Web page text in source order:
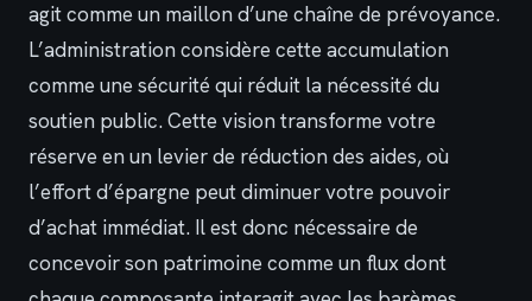
agit comme un maillon d’une chaîne de prévoyance.
L’administration considère cette accumulation
comme une sécurité qui réduit la nécessité du
soutien public. Cette vision transforme votre
réserve en un levier de réduction des aides, où
l’effort d’épargne peut diminuer votre pouvoir
d’achat immédiat. Il est donc nécessaire de
concevoir son patrimoine comme un flux dont